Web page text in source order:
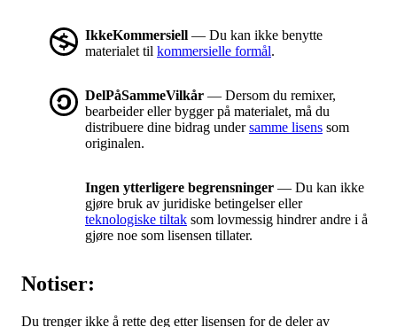
IkkeKommersiell — Du kan ikke benytte
materialet til kommersielle formål.
DelPåSammeVilkår — Dersom du remixer,
bearbeider eller bygger på materialet, må du
distribuere dine bidrag undersamme lisens som
originalen.
Ingen ytterligere begrensninger — Du kan ikke
gjøre bruk av juridiske betingelser eller
teknologiske tiltak som lovmessig hindrer andre i å
gjøre noe som lisensen tillater.
Notiser:
Du trenger ikke å rette deg etter lisensen for de deler av